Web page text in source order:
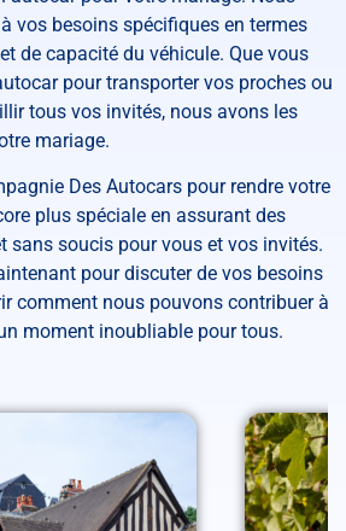
vos besoins spécifiques en termes
de capacité du véhicule. Que vous
pour transporter vos proches ou
tous vos invités, nous avons les
mariage.
Des Autocars pour rendre votre
plus spéciale en assurant des
sans soucis pour vous et vos invités.
pour discuter de vos besoins
comment nous pouvons contribuer à
moment inoubliable pour tous.